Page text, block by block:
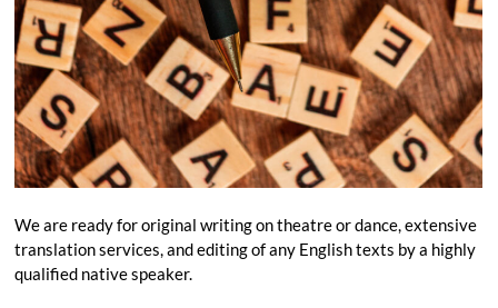
We are ready for original writing on theatre or dance, extensive
translation services, and editing of any English texts by a highly
qualified native speaker.